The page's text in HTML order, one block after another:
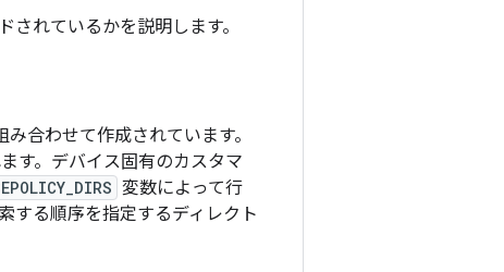
されているかを説明します。
合わせて作成されています。
す。デバイス固有のカスタマ
変数によって行
する順序を指定するディレクト